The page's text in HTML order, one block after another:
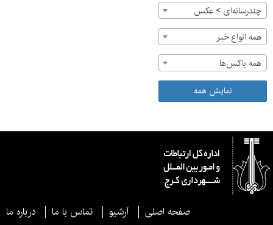
چندرسانه‌ای > عکس
همه انواع خبر
همه باکس‌ها
نمایش همه
صفحه اصلی آرشیو تماس با ما درباره ما